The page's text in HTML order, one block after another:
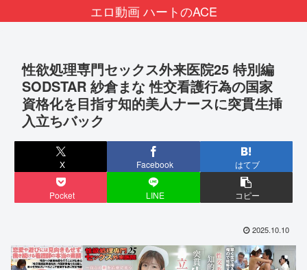
エロ動画 ハートのACE
性欲処理専門セックス外来医院25 特別編
SODSTAR 紗倉まな 性交看護行為の国家
資格化を目指す知的美人ナースに突貫生挿
入立ちバック
X Facebook はてブ
Pocket LINE コピー
2025.10.10